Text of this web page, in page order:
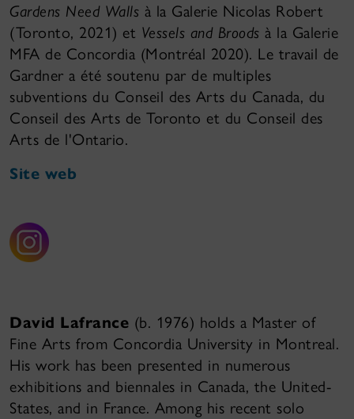
Gardens Need Walls à la Galerie Nicolas Robert
(Toronto, 2021) et Vessels and Broods à la Galerie
MFA de Concordia (Montréal 2020). Le travail de
Gardner a été soutenu par de multiples
subventions du Conseil des Arts du Canada, du
Conseil des Arts de Toronto et du Conseil des
Arts de l'Ontario.
Site web
David Lafrance (b. 1976) holds a Master of
Fine Arts from Concordia University in Montreal.
His work has been presented in numerous
exhibitions and biennales in Canada, the United-
States, and in France. Among his recent solo